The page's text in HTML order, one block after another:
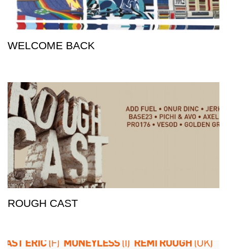
WELCOME BACK
ROUGH CAST